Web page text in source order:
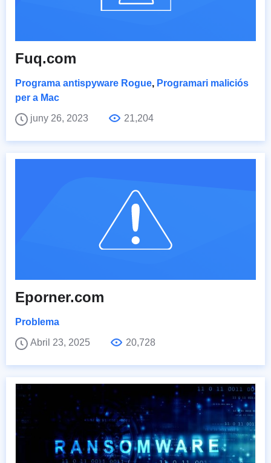
Fuq.com
Programa antispyware Rogue, Programari maliciós
per a Mac
juny 26, 2023
21,204
Eporner.com
Problema
Abril 23, 2025
20,728